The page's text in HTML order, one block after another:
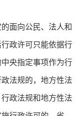
面向公民、法人和
政许可只能依据行
央指定事项作为行
法规的，地方性法
政法规和地方性法